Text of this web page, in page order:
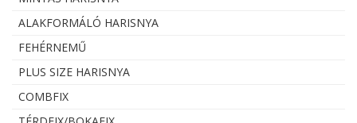
ALAKFORMÁLÓ HARISNYA
FEHÉRNEMŰ
PLUS SIZE HARISNYA
COMBFIX